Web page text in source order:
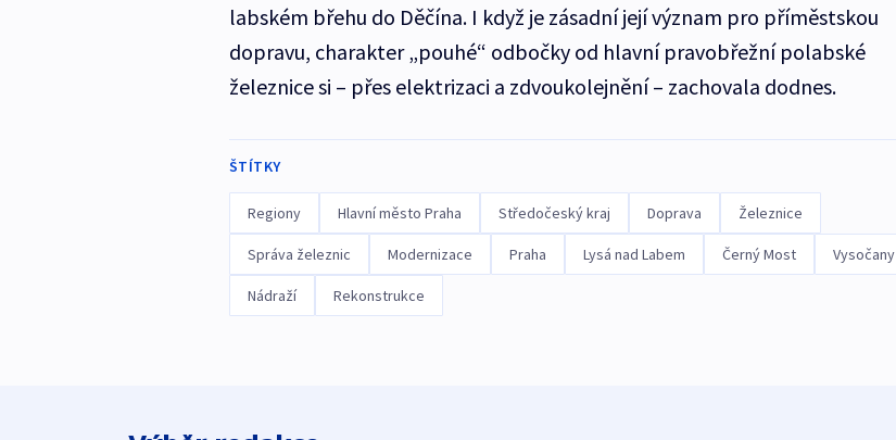
labském břehu do Děčína. I když je zásadní její význam pro příměstskou
dopravu, charakter „pouhé“ odbočky od hlavní pravobřežní polabské
železnice si – přes elektrizaci a zdvoukolejnění – zachovala dodnes.
ŠTÍTKY
Regiony Hlavní město Praha Středočeský kraj Doprava Železnice
Správa železnic Modernizace Praha Lysá nad Labem Černý Most Vysočany
Nádraží Rekonstrukce